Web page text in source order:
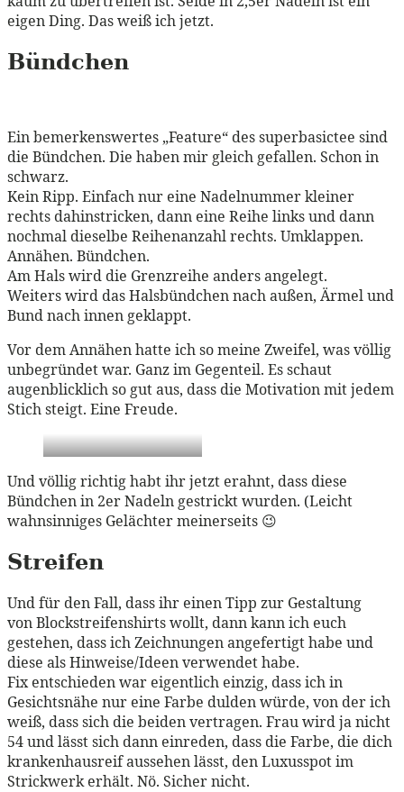
eigen Ding. Das weiß ich jetzt.
Bündchen
Ein bemerkenswertes „Feature“ des superbasictee sind
die Bündchen. Die haben mir gleich gefallen. Schon in
schwarz.
Kein Ripp. Einfach nur eine Nadelnummer kleiner
rechts dahinstricken, dann eine Reihe links und dann
nochmal dieselbe Reihenanzahl rechts. Umklappen.
Annähen. Bündchen.
Am Hals wird die Grenzreihe anders angelegt.
Weiters wird das Halsbündchen nach außen, Ärmel und
Bund nach innen geklappt.
Vor dem Annähen hatte ich so meine Zweifel, was völlig
unbegründet war. Ganz im Gegenteil. Es schaut
augenblicklich so gut aus, dass die Motivation mit jedem
Stich steigt. Eine Freude.
Und völlig richtig habt ihr jetzt erahnt, dass diese
Bündchen in 2er Nadeln gestrickt wurden. (Leicht
wahnsinniges Gelächter meinerseits 😉
Streifen
Und für den Fall, dass ihr einen Tipp zur Gestaltung
von Blockstreifenshirts wollt, dann kann ich euch
gestehen, dass ich Zeichnungen angefertigt habe und
diese als Hinweise/Ideen verwendet habe.
Fix entschieden war eigentlich einzig, dass ich in
Gesichtsnähe nur eine Farbe dulden würde, von der ich
weiß, dass sich die beiden vertragen. Frau wird ja nicht
54 und lässt sich dann einreden, dass die Farbe, die dich
krankenhausreif aussehen lässt, den Luxusspot im
Strickwerk erhält. Nö. Sicher nicht.